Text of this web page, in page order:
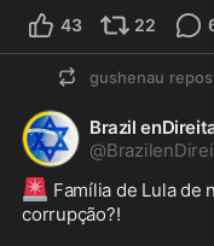
43 22
gushenau
Brazil
@
🚨 Família de Lula de
corrupção?!